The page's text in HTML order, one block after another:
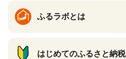
ふるラボとは
はじめてのふるさと納税